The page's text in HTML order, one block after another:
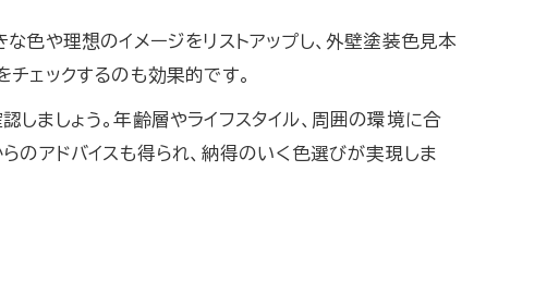
色や理想のイメージをリストアップし、外壁塗装色見本
ェックするのも効果的です。
ましょう。年齢層やライフスタイル、周囲の環境に合
のアドバイスも得られ、納得のいく色選びが実現しま